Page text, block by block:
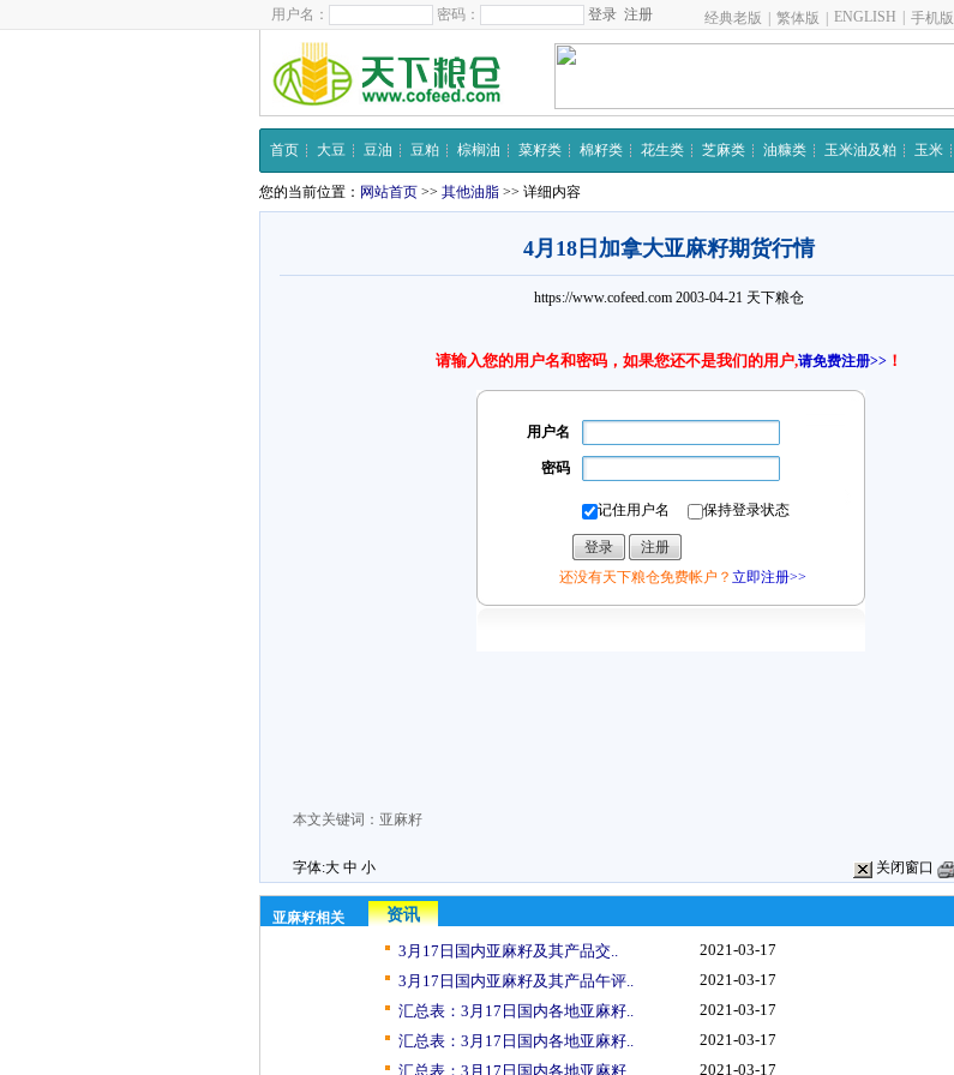
用户名： 密码： 注册 经典老版 繁体版 ENGLISH 手机版
首页 大豆 豆油 豆粕 棕榈油 菜籽类 棉籽类 花生类 芝麻类 油糠类 玉米油及粕 玉米
您的当前位置： 网站首页 >> 其他油脂 >> 详细内容
4月18日加拿大亚麻籽期货行情
https://www.cofeed.com 2003-04-21 天下粮仓
请输入您的用户名和密码，如果您还不是我们的用户,请免费注册>> ！
用户名
密码
记住用户名 保持登录状态
还没有天下粮仓免费帐户？ 立即注册>>
本文关键词： 亚麻籽
字体:大 中 小 关闭窗口
亚麻籽相关
资讯
3月17日国内亚麻籽及其产品交..
2021-03-17
3月17日国内亚麻籽及其产品午评..
2021-03-17
汇总表：3月17日国内各地亚麻籽..
2021-03-17
汇总表：3月17日国内各地亚麻籽..
2021-03-17
汇总表：3月17日国内各地亚麻籽..
2021-03-17